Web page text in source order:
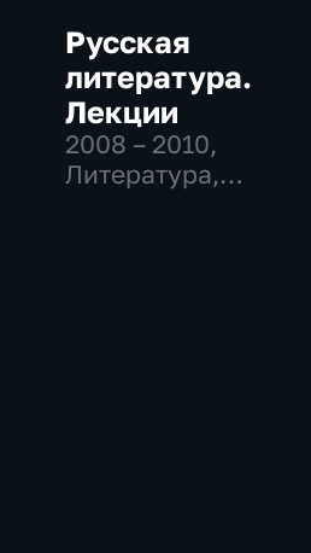
Русская
литература.
Лекции
2008 – 2010,
Литература,